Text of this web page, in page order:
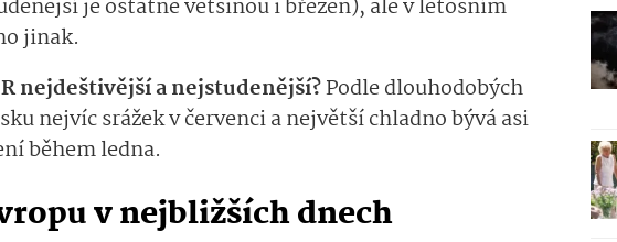
je ostatně většinou i březen), ale v letošním
jinak.
nejdeštivější a nejstudenější?Podle dlouhodobých
nejvíc srážek v červenci a největší chladno bývá asi
během ledna.
v nejbližších dnech